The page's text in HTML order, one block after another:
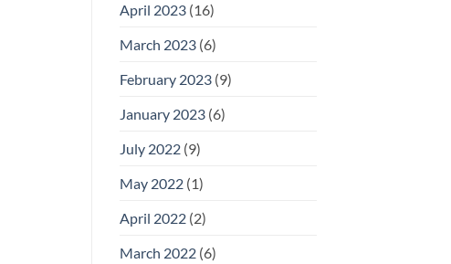
April 2023(16)
March 2023(6)
February 2023(9)
January 2023(6)
July 2022(9)
May 2022(1)
April 2022(2)
March 2022(6)